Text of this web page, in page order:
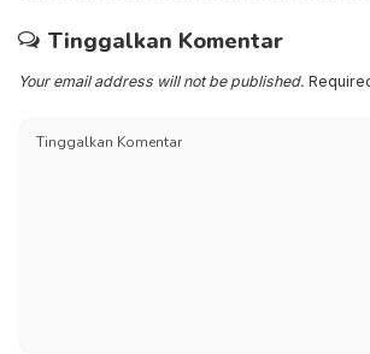
Tinggalkan Komentar
Your email address will not be published.